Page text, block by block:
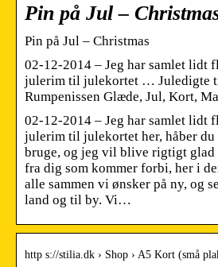
Pin på Jul –
Pin på Jul – Christmas
02-12-2014 – Jeg har samlet lidt
julerim til julekortet … Juledigte
Rumpenissen Glæde, Jul, Kort,
02-12-2014 – Jeg har samlet lidt
julerim til julekortet her, håber du
bruge, og jeg vil blive rigtigt
fra dig som kommer forbi, her i
alle sammen vi ønsker på ny, og
land og til by. Vi…
http s://stilia.dk › Shop › A5 Kort (små